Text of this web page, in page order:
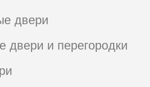
двери
и перегородки